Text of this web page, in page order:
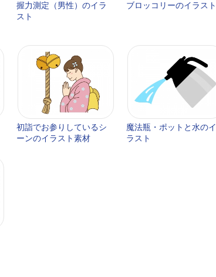
握力測定（男性）のイラ
スト
ブロッコリーのイラスト
初詣でお参りしているシ
ーンのイラスト素材
魔法瓶・ポットと水のイ
ラスト